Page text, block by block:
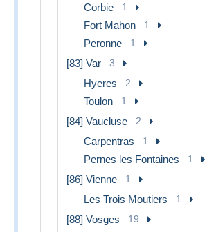
Corbie 1
Fort Mahon 1
Peronne 1
[83] Var 3
Hyeres 2
Toulon 1
[84] Vaucluse 2
Carpentras 1
Pernes les Fontaines 1
[86] Vienne 1
Les Trois Moutiers 1
[88] Vosges 19